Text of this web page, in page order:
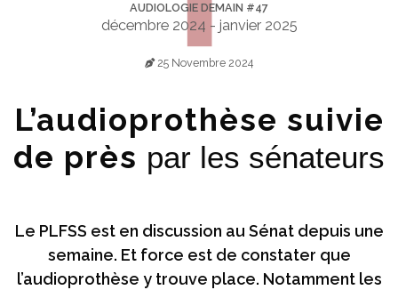
AUDIOLOGIE DEMAIN #47
décembre 2024 - janvier 2025
25 Novembre 2024
L’audioprothèse suivie
de près par les sénateurs
Le PLFSS est en discussion au Sénat depuis une
semaine. Et force est de constater que
l’audioprothèse y trouve place. Notamment les